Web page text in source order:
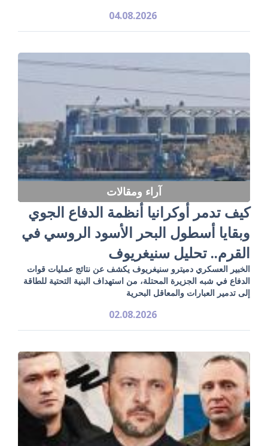
04.08.2026
آراء ومقالات
كيف تدمر أوكرانيا أنظمة الدفاع الجوي
وبقايا أسطول البحر الأسود الروسي في
القرم.. تحليل سنيغريوف
الخبير العسكري دميترو سنيغريوف يكشف عن نتائج عمليات قوات
الدفاع في شبه الجزيرة المحتلة، من استهداف البنية التحتية للطاقة
إلى تدمير العبارات والمعاقل البحرية
02.08.2026